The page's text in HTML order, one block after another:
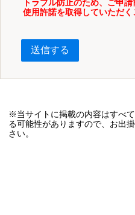
トラブル防止のため、ご申
使用許諾を取得していただく
送信する
※当サイトに掲載の内容はすべ
る可能性がありますので、お出
さい。